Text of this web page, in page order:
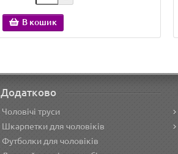
В кошик
Додатково
Чоловічі труси
Шкарпетки для чоловіків
Футболки для чоловіків